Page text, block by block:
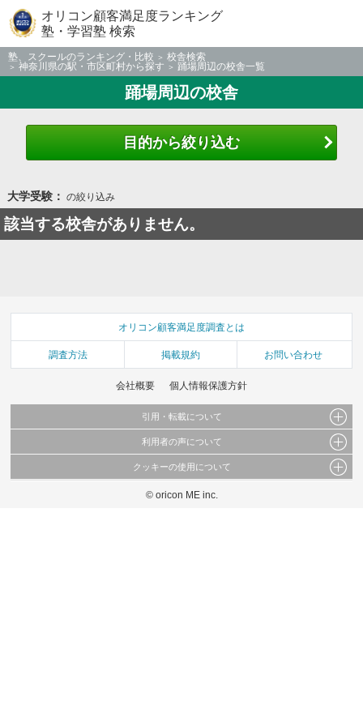
オリコン顧客満足度ランキング
塾・学習塾 検索
塾、スクールのランキング・比較
校舎検索
神奈川県の駅・市区町村から探す
踊場周辺の校舎一覧
踊場周辺の校舎
目的から絞り込む
大学受験： の絞り込み
該当する校舎がありません。
オリコン顧客満足度調査とは
調査方法 掲載規約 お問い合わせ
会社概要 個人情報保護方針
引用・転載について
当サイトで公開されている情報（文字、写真、イラスト、画像データ等）及びこれらの配
これらの情報を権利者の許可なく無断転載・複製などの二次利用を行うことは固く禁じて
利用者の声について
当サイトに掲載している内容はすべてサービスの利用者が提出された見解・感想です。
弊社の見解・ 意見ではないことをご理解いただいた上でご覧ください。
クッキーの使用について
このサイトでは Cookie を使用して、ユーザーに合わせたコンテンツや広告の表示、ソー
© oricon ME inc.